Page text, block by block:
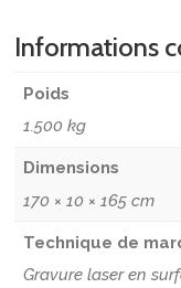
Informations
Poids
1.500 kg
Dimensions
170 × 10 × 165 cm
Technique de
Gravure laser en